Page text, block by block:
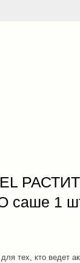
саше 1
тех, кто ведет